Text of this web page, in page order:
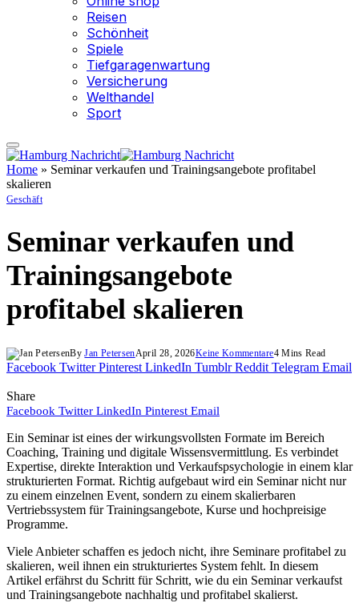
Reisen
Schönheit
Spiele
Tiefgaragenwartung
Versicherung
Welthandel
Sport
Home » Seminar verkaufen und Trainingsangebote profitabel
skalieren
Geschäft
Seminar verkaufen und
Trainingsangebote
profitabel skalieren
By Jan PetersenApril 28, 2026Keine Kommentare4 Mins Read
Facebook Twitter Pinterest LinkedIn Tumblr Reddit Telegram Email
Share
Facebook Twitter LinkedIn Pinterest Email
Ein Seminar ist eines der wirkungsvollsten Formate im Bereich
Coaching, Training und digitale Wissensvermittlung. Es verbindet
Expertise, direkte Interaktion und Verkaufspsychologie in einem klar
strukturierten Format. Richtig aufgebaut wird ein Seminar nicht nur
zu einem einzelnen Event, sondern zu einem skalierbaren
Vertriebssystem für Trainingsangebote, Kurse und hochpreisige
Programme.
Viele Anbieter schaffen es jedoch nicht, ihre Seminare profitabel zu
skalieren, weil ihnen ein strukturiertes System fehlt. In diesem
Artikel erfährst du Schritt für Schritt, wie du ein Seminar verkaufst
und Trainingsangebote nachhaltig und profitabel skalierst.